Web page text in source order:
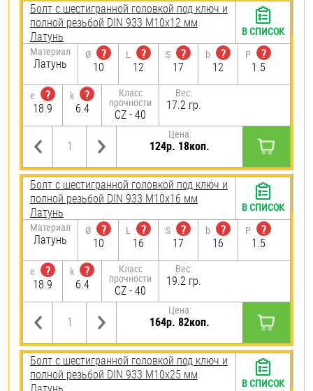
Болт с шестигранной головкой под ключ и
полной резьбой DIN 933 М10х12 мм
Латунь
Материал
Латунь
Ø
?
10
L
?
12
S
?
17
b
?
12
P
?
1.5
e
?
18.9
k
?
6.4
Класс
прочности
CZ - 40
Вес:
17.2 гр.
Цена:
124р. 18коп.
В СПИСОК
Болт с шестигранной головкой под ключ и
полной резьбой DIN 933 М10х16 мм
Латунь
Материал
Латунь
Ø
?
10
L
?
16
S
?
17
b
?
16
P
?
1.5
e
?
18.9
k
?
6.4
Класс
прочности
CZ - 40
Вес:
19.2 гр.
Цена:
164р. 82коп.
В СПИСОК
Болт с шестигранной головкой под ключ и
полной резьбой DIN 933 М10х25 мм
В СПИСОК